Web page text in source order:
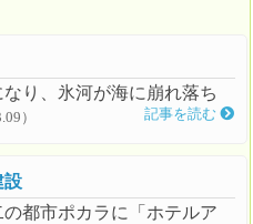
り、氷河が海に崩れ落ち
） 記事を読む
設
都市ポカラに「ホテルア